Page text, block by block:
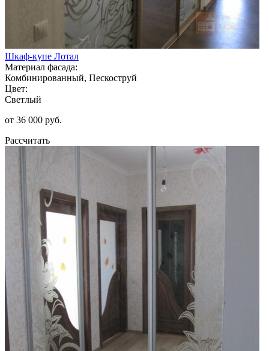
Шкаф-купе Лотал
Материал фасада:
Комбинированный, Пескоструй
Цвет:
Светлый
от 36 000 руб.
Рассчитать